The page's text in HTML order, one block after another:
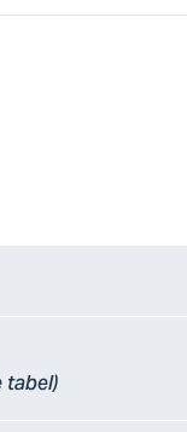
tabel)